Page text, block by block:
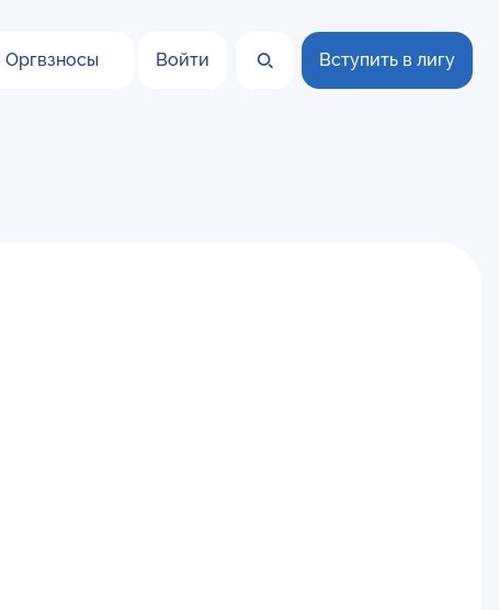
Оргвзносы Войти Вступить в лигу